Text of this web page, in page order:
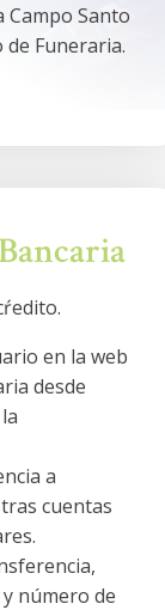
Campo Santo
Funeraria.
en la web
desde
a
cuentas
número de